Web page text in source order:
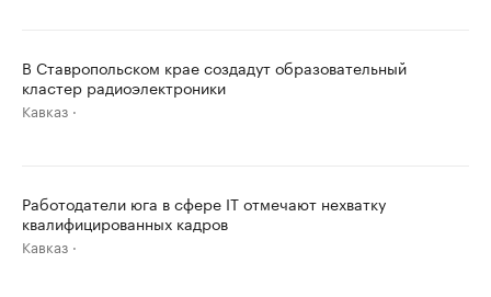
В Ставропольском крае создадут образовательный
кластер радиоэлектроники
Кавказ
Работодатели юга в сфере IT отмечают нехватку
квалифицированных кадров
Кавказ